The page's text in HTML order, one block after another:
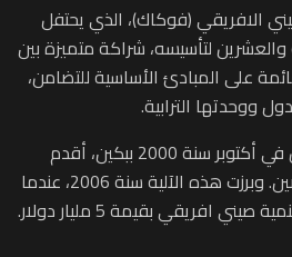
الافريقي (فوكاك)، الذي يحتفل
لتأسيسه، شراكة متميزة بين
على المبادئ الأساسية للتضامن،
ووحدتها الترابية.
ويعتبر فوكاك، الذي تأسس في أكتوبر سنة 2000 ببكين، أقدم
المنتديات الإقليمية في الصين. وبرزت هذه الآلية سنة 2006، عندما
أعلنت بكين إنشاء صندوق تنمية صيني افريقي بقيمة 5 مليار دولار.